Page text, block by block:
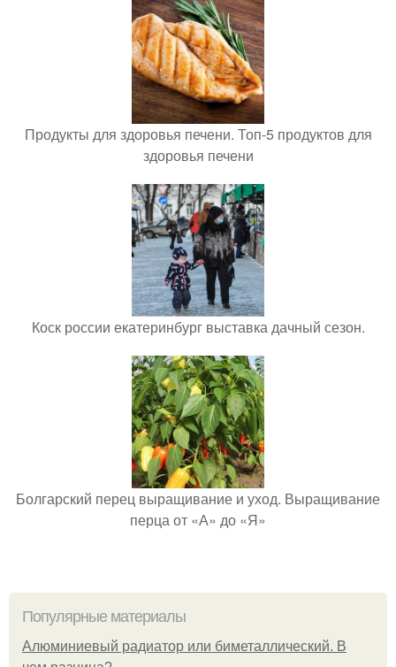
Продукты для здоровья печени. Топ-5 продуктов для
здоровья печени
Коск россии екатеринбург выставка дачный сезон.
Болгарский перец выращивание и уход. Выращивание
перца от «А» до «Я»
Популярные материалы
Алюминиевый радиатор или биметаллический. В